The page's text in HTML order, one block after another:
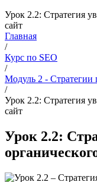
Урок 2.2: Стратегия
сайт
Главная
/
Курс по SEO
/
Модуль 2 - Стратегии
/
Урок 2.2: Стратегия
сайт
Урок 2.2: